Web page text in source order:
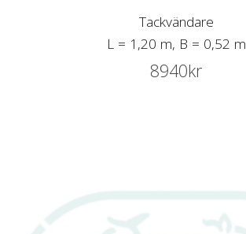
Tackvändare
L = 1,20 m, B = 0,52 m
8940kr